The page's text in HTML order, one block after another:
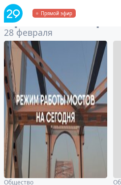
Прямой эфир
Архивза 28
28 февраля
Общество